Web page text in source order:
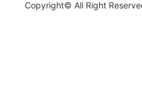
Copyright© All Right